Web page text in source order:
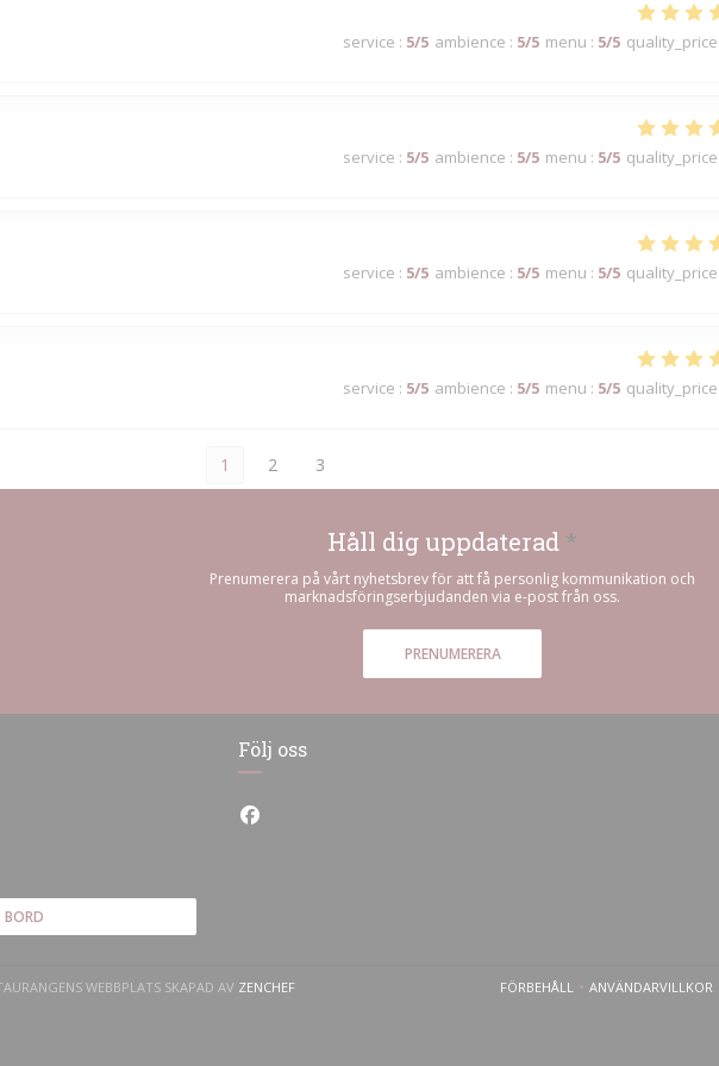
service : 5/5 ambience : 5/5 menu : 5/5 quality_price
service : 5/5 ambience : 5/5 menu : 5/5 quality_price
service : 5/5 ambience : 5/5 menu : 5/5 quality_price
service : 5/5 ambience : 5/5 menu : 5/5 quality_price
1 2 3
Håll dig uppdaterad *
Prenumerera på vårt nyhetsbrev för att få personlig kommunikation och
marknadsföringserbjudanden via e-post från oss.
PRENUMERERA
BORD
Följ oss
Facebook ((öppnas i ett nytt fönster))
WEBBPLATS SKAPAD AV ZENCHEF((ÖPPNAS I ETT NYTT FÖNSTER)) FÖRBEHÅLL((ÖPPNAS I ETT NYTT
ANVÄNDARVILLKOR